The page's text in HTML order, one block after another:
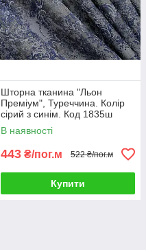
Шторна тканина "Льон
Преміум", Туреччина. Колір
сірий з синім. Код 1835ш
В наявності
443 ₴/пог.м 522 ₴/пог.м
Купити